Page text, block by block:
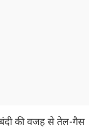
की वजह से तेल-गैस